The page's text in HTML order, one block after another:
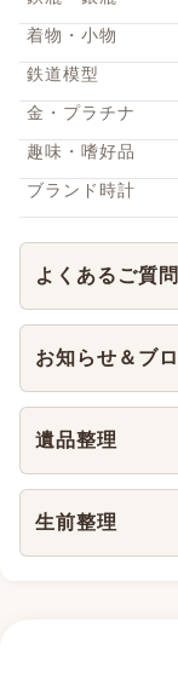
着物・小物
鉄道模型
金・プラチナ
趣味・嗜好品
ブランド時計
よくあるご質問
お知らせ＆ブ
遺品整理
生前整理